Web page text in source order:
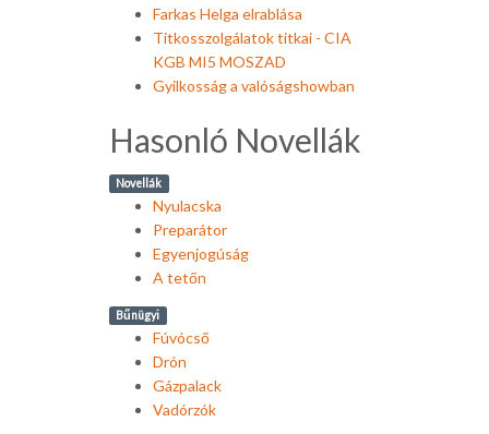
Farkas Helga elrablása
Titkosszolgálatok titkai - CIA
KGB MI5 MOSZAD
Gyilkosság a valóságshowban
Hasonló Novellák
Novellák
Nyulacska
Preparátor
Egyenjogúság
A tetőn
Bűnügyi
Fúvócső
Drón
Gázpalack
Vadórzók